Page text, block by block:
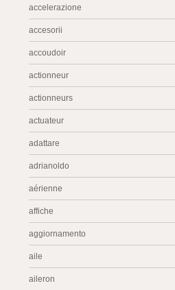
accelerazione
accesorii
accoudoir
actionneur
actionneurs
actuateur
adattare
adrianoldo
aérienne
affiche
aggiornamento
aile
aileron